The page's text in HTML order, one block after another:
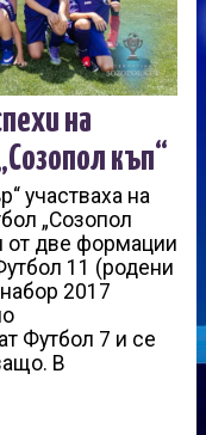
на
къп“
участваха на
„Созопол
от две формации
11 (родени
2017
Футбол 7 и се
В